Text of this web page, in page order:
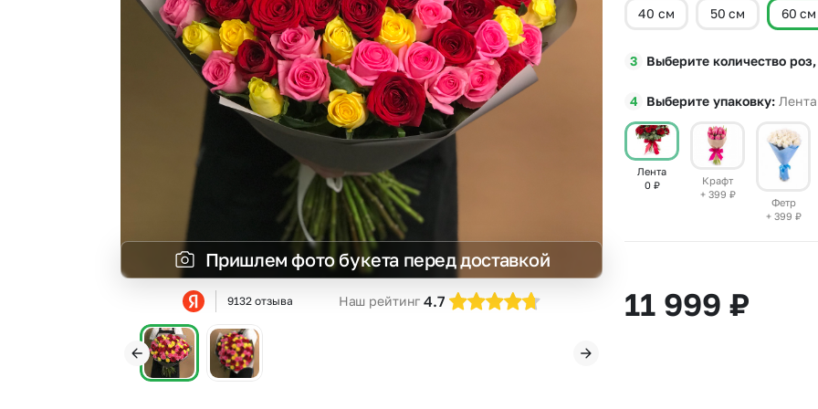
Гвоздики
Гипсофила
Гортензии
Сухоцветы
Фрезия
Эустома
Insta букеты
Все категории
Пришлем фото букета перед доставкой
9132 отзыва Наш рейтинг 4.7
40 см 50 см 60 см
Выберите количество
Выберите упаковку Лента
Лента
0 ₽
Крафт
+ 399 ₽
Фетр
+ 399 ₽
11 999 ₽